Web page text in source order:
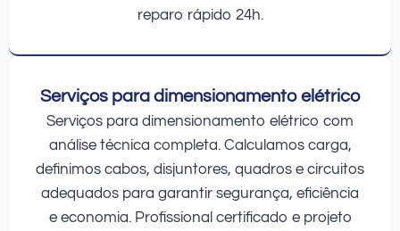
reparo rápido 24h.
Serviços para dimensionamento elétrico
Serviços para dimensionamento elétrico com
análise técnica completa. Calculamos carga,
definimos cabos, disjuntores, quadros e circuitos
adequados para garantir segurança, eficiência
e economia. Profissional certificado e projeto